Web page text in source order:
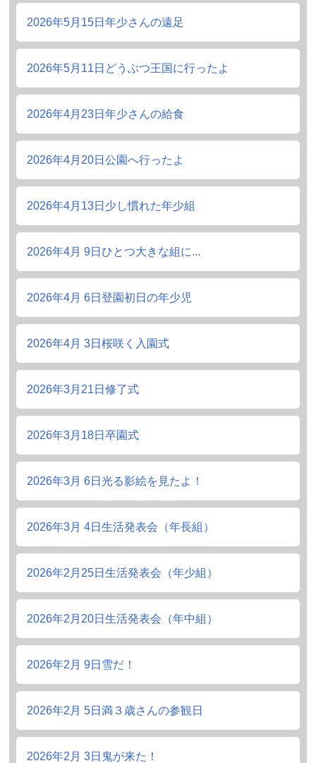
2026年5月15日年少さんの遠足
2026年5月11日 どうぶつ王国に行ったよ
2026年4月23日年少さんの給食
2026年4月20日公園へ行ったよ
2026年4月13日 少し慣れた年少組
2026年4月 9日 ひとつ大きな組に...
2026年4月 6日登園初日の年少児
2026年4月 3日桜咲く入園式
2026年3月21日修了式
2026年3月18日卒園式
2026年3月 6日光る影絵を見たよ！
2026年3月 4日生活発表会（年長組）
2026年2月25日生活発表会（年少組）
2026年2月20日生活発表会（年中組）
2026年2月 9日 雪だ！
2026年2月 5日満３歳さんの参観日
2026年2月 3日 鬼が来た！